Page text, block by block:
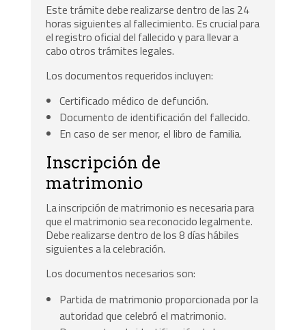
Este trámite debe realizarse dentro de las 24
horas siguientes al fallecimiento. Es crucial para
el registro oficial del fallecido y para llevar a
cabo otros trámites legales.
Los documentos requeridos incluyen:
Certificado médico de defunción.
Documento de identificación del fallecido.
En caso de ser menor, el libro de familia.
Inscripción de
matrimonio
La inscripción de matrimonio es necesaria para
que el matrimonio sea reconocido legalmente.
Debe realizarse dentro de los 8 días hábiles
siguientes a la celebración.
Los documentos necesarios son:
Partida de matrimonio proporcionada por la
autoridad que celebró el matrimonio.